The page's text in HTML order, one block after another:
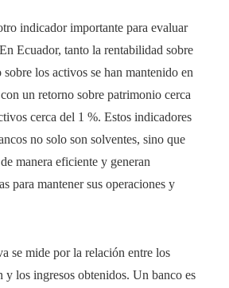
indicador importante para evaluar
Ecuador, tanto la rentabilidad sobre
los activos se han mantenido en
un retorno sobre patrimonio cerca
cerca del 1 %. Estos indicadores
no solo son solventes, sino que
manera eficiente y generan
para mantener sus operaciones y
se mide por la relación entre los
y los ingresos obtenidos. Un banco es